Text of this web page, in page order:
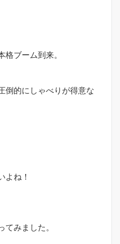
ブーム到来。
倒的にしゃべりが得意な
よね！
みました。